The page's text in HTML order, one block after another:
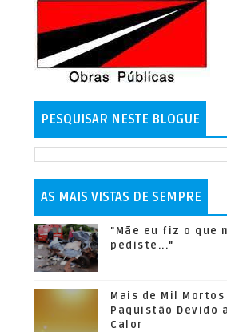
PESQUISAR NESTE BLOGUE
AS MAIS VISTAS DE SEMPRE
"Mãe eu fiz o que
pediste..."
Mais de Mil Mortos
Paquistão Devido
Calor